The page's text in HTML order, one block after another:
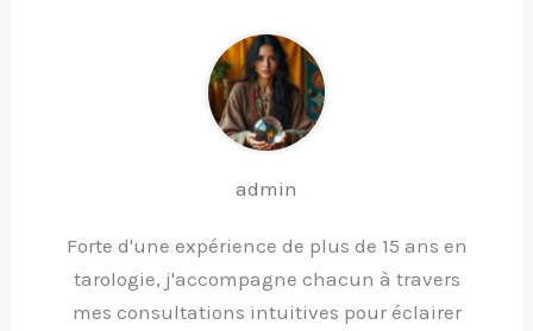
admin
Forte d'une expérience de plus de 15 ans en
tarologie, j'accompagne chacun à travers
mes consultations intuitives pour éclairer